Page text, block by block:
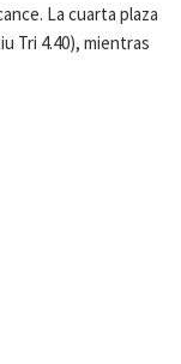
La cuarta plaza
Tri 4.40), mientras